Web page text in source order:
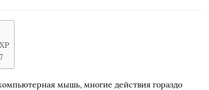
мышь, многие действия гораздо